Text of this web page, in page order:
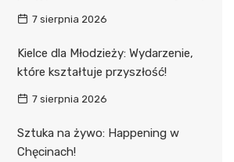
7 sierpnia 2026
Kielce dla Młodzieży: Wydarzenie,
które kształtuje przyszłość!
7 sierpnia 2026
Sztuka na żywo: Happening w
Chęcinach!